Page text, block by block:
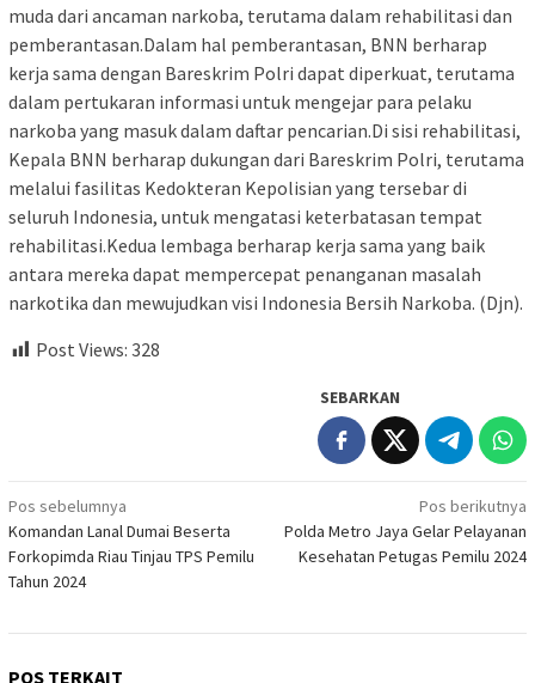
muda dari ancaman narkoba, terutama dalam rehabilitasi dan
pemberantasan.Dalam hal pemberantasan, BNN berharap
kerja sama dengan Bareskrim Polri dapat diperkuat, terutama
dalam pertukaran informasi untuk mengejar para pelaku
narkoba yang masuk dalam daftar pencarian.Di sisi rehabilitasi,
Kepala BNN berharap dukungan dari Bareskrim Polri, terutama
melalui fasilitas Kedokteran Kepolisian yang tersebar di
seluruh Indonesia, untuk mengatasi keterbatasan tempat
rehabilitasi.Kedua lembaga berharap kerja sama yang baik
antara mereka dapat mempercepat penanganan masalah
narkotika dan mewujudkan visi Indonesia Bersih Narkoba. (Djn).
Post Views: 328
SEBARKAN
Navigasi
pos
Pos sebelumnya
Komandan Lanal Dumai Beserta
Forkopimda Riau Tinjau TPS Pemilu
Tahun 2024
Pos berikutnya
Polda Metro Jaya Gelar Pelayanan
Kesehatan Petugas Pemilu 2024
POS TERKAIT